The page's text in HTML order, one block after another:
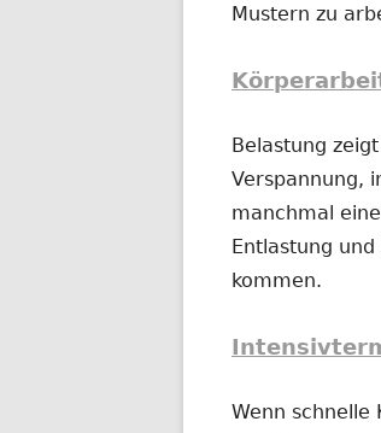
Mustern zu
Belastung
Verspannung,
manchmal
Entlastung
kommen.
Wenn schnelle